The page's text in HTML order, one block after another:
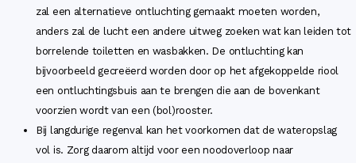
zal een alternatieve ontluchting gemaakt moeten worden,
anders zal de lucht een andere uitweg zoeken wat kan leiden tot
borrelende toiletten en wasbakken. De ontluchting kan
bijvoorbeeld gecreëerd worden door op het afgekoppelde riool
een ontluchtingsbuis aan te brengen die aan de bovenkant
voorzien wordt van een (bol)rooster.
Bij langdurige regenval kan het voorkomen dat de wateropslag
vol is. Zorg daarom altijd voor een noodoverloop naar